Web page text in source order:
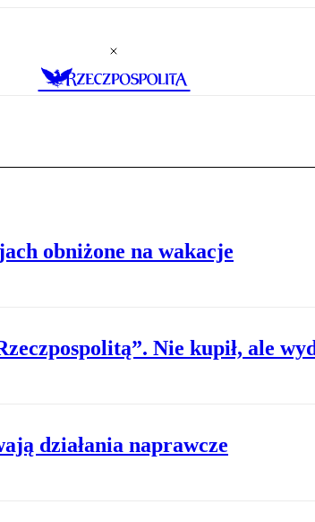
obniżone na wakacje
Nie kupił, ale
działania naprawcze